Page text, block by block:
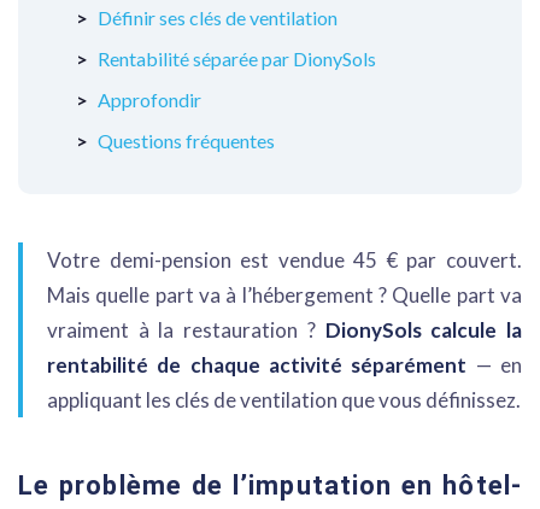
Définir ses clés de ventilation
Rentabilité séparée par DionySols
Approfondir
Questions fréquentes
Votre demi-pension est vendue 45 € par couvert.
Mais quelle part va à l’hébergement ? Quelle part va
vraiment à la restauration ? DionySols calcule la
rentabilité de chaque activité séparément — en
appliquant les clés de ventilation que vous définissez.
Le problème de l’imputation en hôtel-